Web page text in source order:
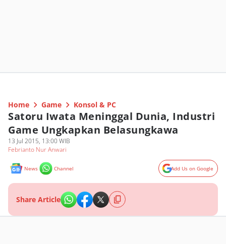
Home Game Konsol & PC
Satoru Iwata Meninggal Dunia, Industri
Game Ungkapkan Belasungkawa
13 Jul 2015, 13:00 WIB
Febrianto Nur Anwari
News Channel Add Us on Google
Share Article